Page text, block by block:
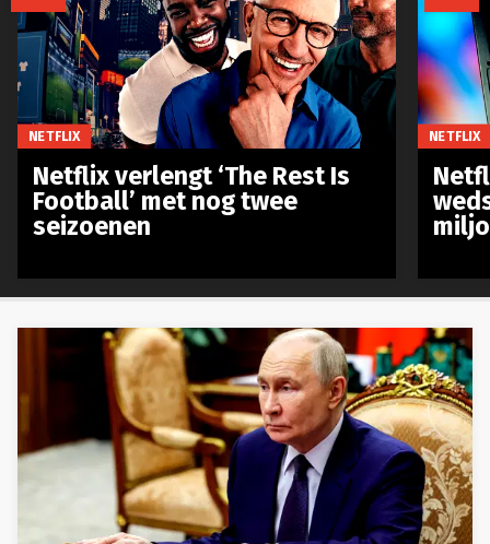
NETFLIX
Netflix verlengt ‘The Rest Is
Football’ met nog twee
seizoenen
NETFLIX